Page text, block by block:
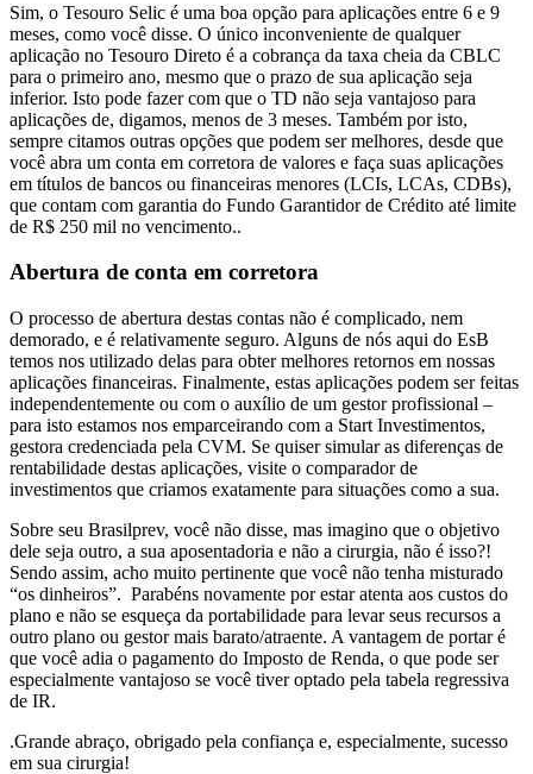
Sim, o Tesouro Selic é uma boa opção para aplicações entre 6 e 9
meses, como você disse. O único inconveniente de qualquer
aplicação no Tesouro Direto é a cobrança da taxa cheia da CBLC
para o primeiro ano, mesmo que o prazo de sua aplicação seja
inferior. Isto pode fazer com que o TD não seja vantajoso para
aplicações de, digamos, menos de 3 meses. Também por isto,
sempre citamos outras opções que podem ser melhores, desde que
você abra um conta em corretora de valores e faça suas aplicações
em títulos de bancos ou financeiras menores (LCIs, LCAs, CDBs),
que contam com garantia do Fundo Garantidor de Crédito até limite
de R$ 250 mil no vencimento..
Abertura de conta em corretora
O processo de abertura destas contas não é complicado, nem
demorado, e é relativamente seguro. Alguns de nós aqui do EsB
temos nos utilizado delas para obter melhores retornos em nossas
aplicações financeiras. Finalmente, estas aplicações podem ser feitas
independentemente ou com o auxílio de um gestor profissional –
para isto estamos nos emparceirando com a Start Investimentos,
gestora credenciada pela CVM. Se quiser simular as diferenças de
rentabilidade destas aplicações, visite o comparador de
investimentos que criamos exatamente para situações como a sua.
Sobre seu Brasilprev, você não disse, mas imagino que o objetivo
dele seja outro, a sua aposentadoria e não a cirurgia, não é isso?!
Sendo assim, acho muito pertinente que você não tenha misturado
“os dinheiros”. Parabéns novamente por estar atenta aos custos do
plano e não se esqueça da portabilidade para levar seus recursos a
outro plano ou gestor mais barato/atraente. A vantagem de portar é
que você adia o pagamento do Imposto de Renda, o que pode ser
especialmente vantajoso se você tiver optado pela tabela regressiva
de IR.
.Grande abraço, obrigado pela confiança e, especialmente, sucesso
em sua cirurgia!